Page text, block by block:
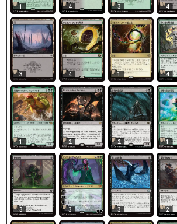
1 4 3 4
3 4 1 4
1 2 2 1
3 3 3 2